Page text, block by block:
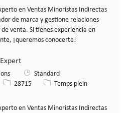
en Ventas Minoristas Indirectas
de marca y gestione relaciones
venta. Si tienes experiencia en
¡queremos conocerte!
Standard
Identifiant de poste
28715 Type de poste
Temps plein
en Ventas Minoristas Indirectas